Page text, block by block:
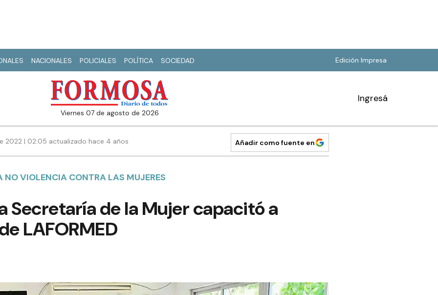
NACIONALES POLICIALES POLÍTICA SOCIEDAD Edición Impresa
viernes 07 de agosto de 2026
Ingresá
2022 | 02:05 actualizado hace 4 años Añadir como fuente en
NO VIOLENCIA CONTRA LAS MUJERES
Secretaría de la Mujer capacitó a
LAFORMED